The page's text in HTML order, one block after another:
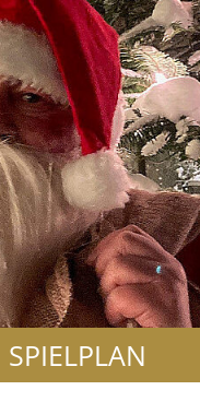
SPIELPLAN